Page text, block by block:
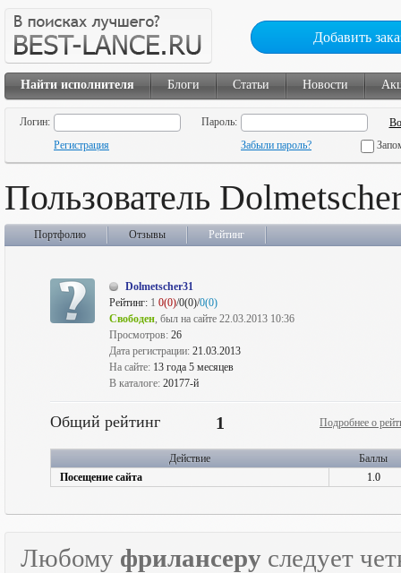
Добавить
Найти исполнителя Блоги Статьи Новости
Логин:
Пароль:
Регистрация
Забыли пароль?
Пользователь
Портфолио Отзывы Рейтинг
Dolmetscher31
Рейтинг: 1 0(0)/0(0)/0(0)
Свободен, был на сайте 22.03.2013 10:36
Просмотров: 26
Дата регистрации: 21.03.2013
На сайте: 13 года 5 месяцев
В каталоге: 20177-й
Общий рейтинг 1 Подробнее о
Действие
Баллы
Посещение сайта
1.0
Любому фрилансеру следует